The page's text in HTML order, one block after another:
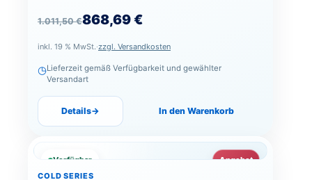
1.011,50€
Ursprünglicher Preis war: 1.011,50 €
868,69€
Aktueller Preis ist: 868,69 €.
inkl. 19 % MwSt.·zzgl. Versandkosten
◷Lieferzeit gemäß Verfügbarkeit und gewählter
Versandart
Details→ In den Warenkorb
Verfügbar
Angebot
COLD SERIES